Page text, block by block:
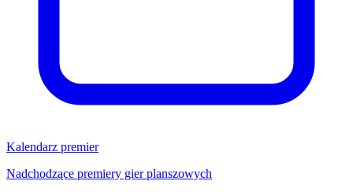
Kalendarz premier
Nadchodzące premiery gier planszowych